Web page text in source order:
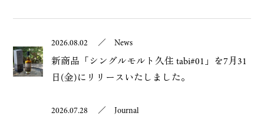
2026.08.02 ／ News
新商品「シングルモルト久住 tabi#01」を7月31
日(金)にリリースいたしました。
2026.07.28 ／ Journal